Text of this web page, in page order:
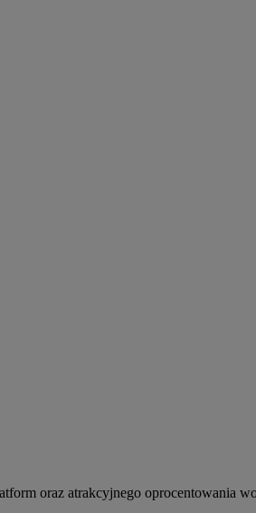
oraz atrakcyjnego oprocentowania